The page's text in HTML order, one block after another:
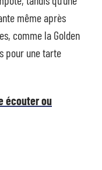
même après
comme la Golden
pour une tarte
écouter ou